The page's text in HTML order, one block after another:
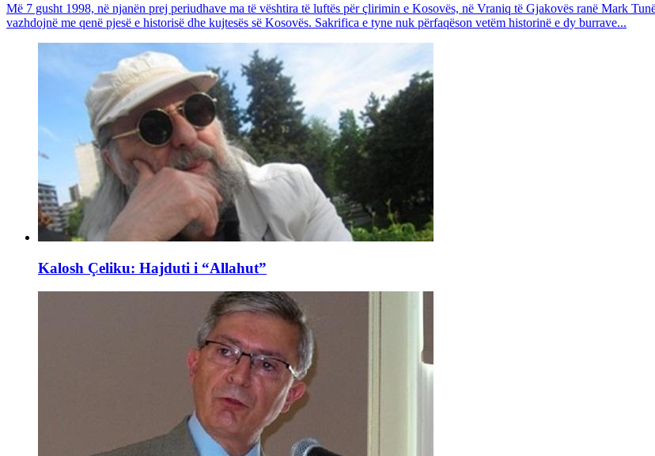
Më 7 gusht 1998, në njanën prej periudhave ma të vështira të luftës për çlirimin e Kosovës, në Vraniq të Gjakovës ranë Mark
vazhdojnë me qenë pjesë e historisë dhe kujtesës së Kosovës. Sakrifica e tyne nuk përfaqëson vetëm historinë e dy burrave...
Kalosh Çeliku: Hajduti i “Allahut”